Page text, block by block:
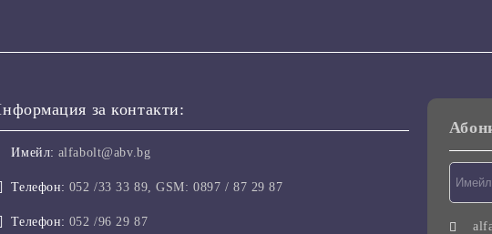
за контакти:
Имейл: alfabolt@abv.bg
Телефон: 052 /33 33 89, GSM: 0897 / 87 29 87
Телефон: 052 /96 29 87